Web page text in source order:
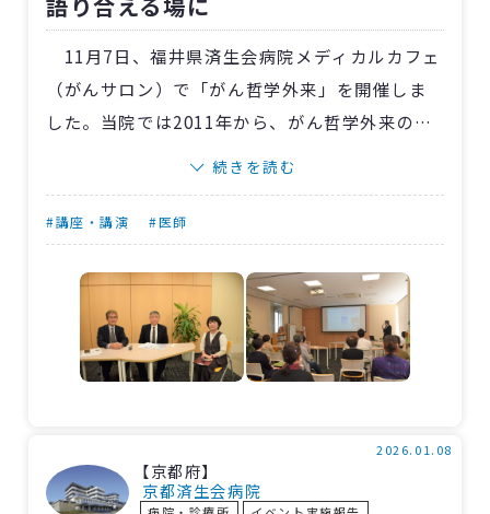
11月7日、福井県済生会病院メディカルカフェ
（がんサロン）で「がん哲学外来」を開催しま
した。当院では2011年から、がん哲学外来の提
唱者である樋野興夫さんを招いて、不定期でが
今回は、樋野さんの講話、無料相談会、集学的
がん診療センター顧問・宗本義則医師とのスペ
シャル対談を実施しました。
樋野さんの講話には患者さん、医師、看護師
など22人が参加し、がんと向き合う中での心の
あり方や希望について深く考える時間となりま
んが患者さんと家族が抱える不安や悩みに丁寧
に耳を傾け、「どう生きるか」という本質的な
続きを読む
#講座・講演 #医師
【京都府】
京都済生会病院
2026.01.08